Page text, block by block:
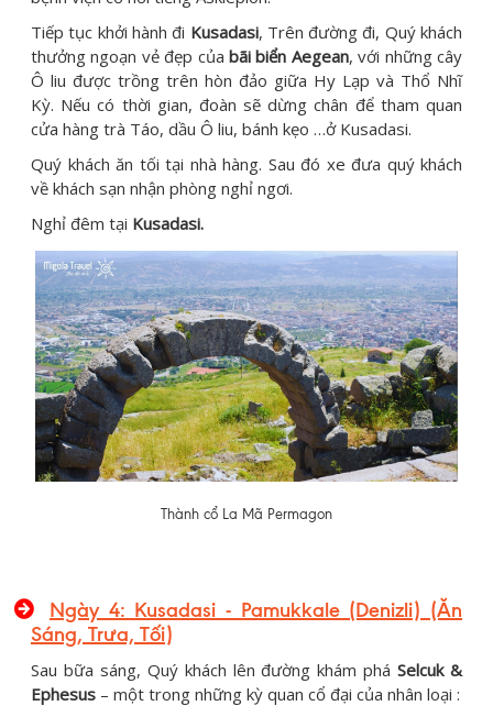
Tiếp tục khởi hành đi Kusadasi, Trên đường đi, Quý khách
thưởng ngoạn vẻ đẹp của bãi biển Aegean, với những cây
Ô liu được trồng trên hòn đảo giữa Hy Lạp và Thổ Nhĩ
Kỳ. Nếu có thời gian, đoàn sẽ dừng chân để tham quan
cửa hàng trà Táo, dầu Ô liu, bánh kẹo …ở Kusadasi.
Quý khách ăn tối tại nhà hàng. Sau đó xe đưa quý khách
về khách sạn nhận phòng nghỉ ngơi.
Nghỉ đêm tại Kusadasi.
Thành cổ La Mã Permagon
Ngày 4: Kusadasi - Pamukkale (Denizli) (Ăn
Sáng, Trưa, Tối)
Sau bữa sáng, Quý khách lên đường khám pháSelcuk &
Ephesus – một trong những kỳ quan cổ đại của nhân loại :